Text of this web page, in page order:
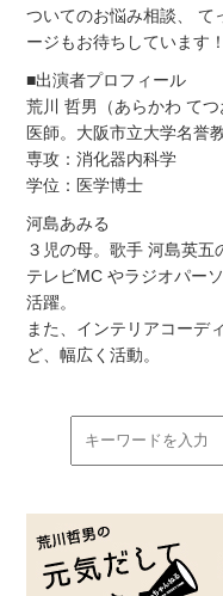
ついてのお悩み相談、 て
ージもお待ちしています！
■出演者プロフィール
荒川 哲男（あらかわ てつ
医師。大阪市立大学名誉教
専攻：消化器内科学
学位：医学博士
河島あみる
３児の母。歌手 河島英五
テレビMC やラジオパー
活躍。
また、インテリアコーデ
ど、幅広く活動。